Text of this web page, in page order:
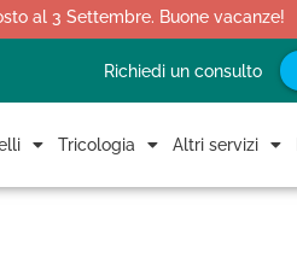
al 3 Settembre. Buone vacanze!
Richiedi un consulto
Tricologia Altri servizi